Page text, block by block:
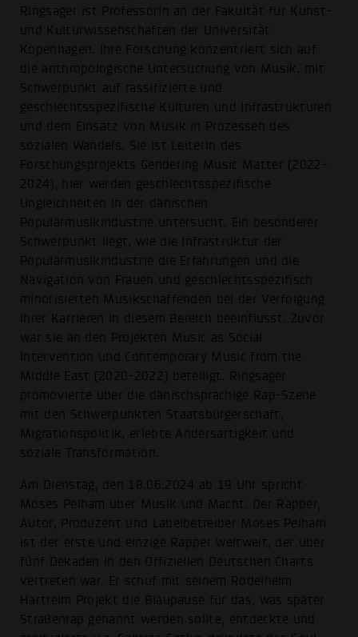
Ringsager ist Professorin an der Fakultät für Kunst-
und Kulturwissenschaften der Universität
Kopenhagen. Ihre Forschung konzentriert sich auf
die anthropologische Untersuchung von Musik, mit
Schwerpunkt auf rassifizierte und
geschlechtsspezifische Kulturen und Infrastrukturen
und dem Einsatz von Musik in Prozessen des
sozialen Wandels. Sie ist Leiterin des
Forschungsprojekts Gendering Music Matter (2022-
2024), hier werden geschlechtsspezifische
Ungleichheiten in der dänischen
Populärmusikindustrie untersucht. Ein besonderer
Schwerpunkt liegt, wie die Infrastruktur der
Populärmusikindustrie die Erfahrungen und die
Navigation von Frauen und geschlechtsspezifisch
minorisierten Musikschaffenden bei der Verfolgung
ihrer Karrieren in diesem Bereich beeinflusst. Zuvor
war sie an den Projekten Music as Social
Intervention und Contemporary Music from the
Middle East (2020-2022) beteiligt. Ringsager
promovierte über die dänischsprachige Rap-Szene
mit den Schwerpunkten Staatsbürgerschaft,
Migrationspolitik, erlebte Andersartigkeit und
soziale Transformation.
Am Dienstag, den 18.06.2024 ab 19 Uhr spricht
Moses Pelham über Musik und Macht. Der Rapper,
Autor, Produzent und Labelbetreiber Moses Pelham
ist der erste und einzige Rapper weltweit, der über
fünf Dekaden in den Offiziellen Deutschen Charts
vertreten war. Er schuf mit seinem Rödelheim
Hartreim Projekt die Blaupause für das, was später
Straßenrap genannt werden sollte, entdeckte und